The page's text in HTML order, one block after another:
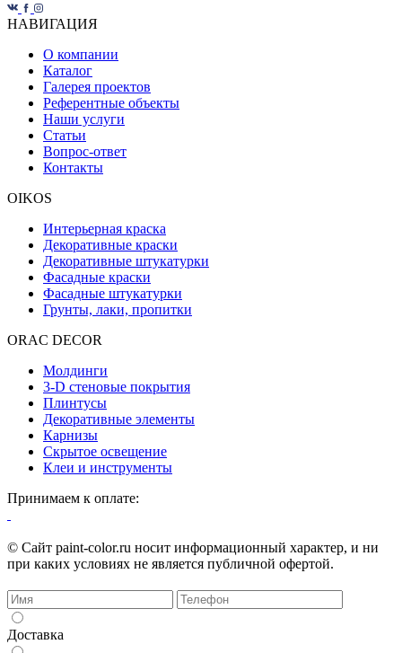
НАВИГАЦИЯ
О компании
Каталог
Галерея проектов
Референтные объекты
Наши услуги
Статьи
Вопрос-ответ
Контакты
OIKOS
Интерьерная краска
Декоративные краски
Декоративные штукатурки
Фасадные краски
Фасадные штукатурки
Грунты, лаки, пропитки
ORAC DECOR
Молдинги
3-D стеновые покрытия
Плинтусы
Декоративные элементы
Карнизы
Скрытое освещение
Клеи и инструменты
Принимаем к оплате:
© Сайт paint-color.ru носит информационный характер, и ни
при каких условиях не является публичной офертой.
Доставка